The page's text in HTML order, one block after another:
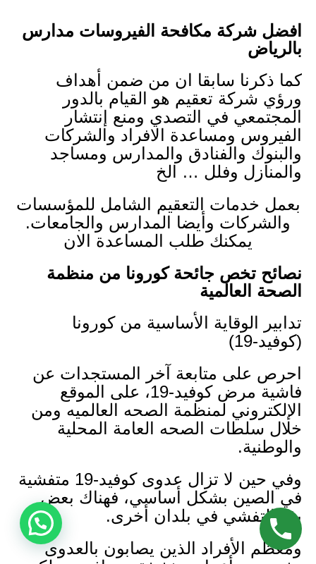
افضل شركة مكافحة الفيروسات مدارس
بالرياض
كما ذكرنا سابقا ان من ضمن أهداف
ورؤي شركة تعقيم هو القيام بالدور
المجتمعي في التصدي ومنع إنتشار
الفيروس ومساعدة الافراد والشركات
والبنوك والفنادق والمدارس ومساجد
والمنازل وفلل … الخ
بعمل خدمات التعقيم الشامل للمؤسسات
والشركات وأيضا المدارس والجامعات.
يمكنك طلب المساعدة الان
نصائح تخص جائحة كورونا من منظمة
الصحة العالمية
تدابير الوقاية الأساسية من كورونا
(كوفيد-19)
احرص على متابعة آخر المستجدات عن
فاشية مرض كوفيد-19، على الموقع
الإلكتروني لمنظمة الصحه العالميه ومن
خلال سلطات الصحه العامة المحلية
والوطنية.
وفي حين لا تزال عدوى كوفيد-19 متفشية
في الصين بشكل أساسي، فهناك بعض
بؤر التفشي في بلدان أخرى.
ومعظم الأفراد الذين يصابون بالعدوى